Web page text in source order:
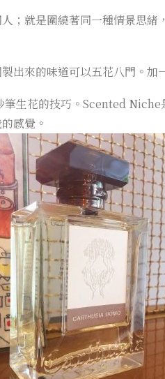
；就是圍繞著同一種情景思
出來的味道可以五花八門。加
筆生花的技巧。Scented
感覺。